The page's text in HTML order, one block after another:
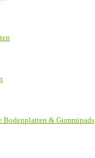
Bodenplatten & Gummipads